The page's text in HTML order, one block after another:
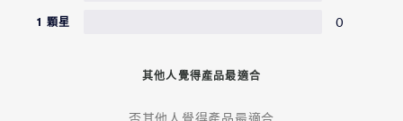
Tocopheryl Acetate, Linoleic Acid, Polysorbate 80,
Seedcake, Hexylene Glycol, Acrylamide/Sodium
Hyaluronate, Myristyl Alcohol, Tromethamine, Stearic
1 顆星 0
其他人覺得產品最適合
否其他人覺得產品最適合